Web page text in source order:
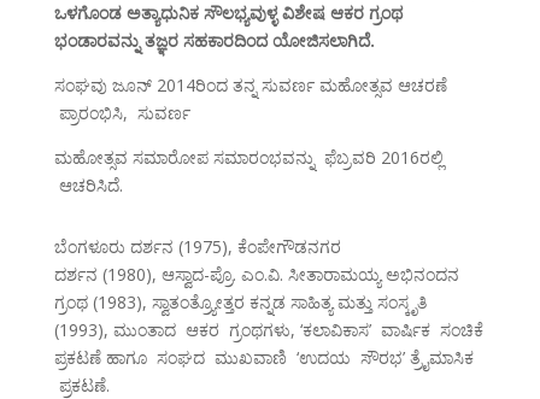
ಒಳಗೊಂಡ ಅತ್ಯಾಧುನಿಕ ಸೌಲಭ್ಯವುಳ್ಳ ವಿಶೇಷ ಆಕರ ಗ್ರಂಥ
ಭಂಡಾರವನ್ನು ತಜ್ಞರ ಸಹಕಾರದಿಂದ ಯೋಜಿಸಲಾಗಿದೆ.
ಸಂಘವು ಜೂನ್ 2014ರಿಂದ ತನ್ನ ಸುವರ್ಣ ಮಹೋತ್ಸವ ಆಚರಣೆ
ಪ್ರಾರಂಭಿಸಿ, ಸುವರ್ಣ
ಮಹೋತ್ಸವ ಸಮಾರೋಪ ಸಮಾರಂಭವನ್ನು ಫೆಬ್ರವರಿ 2016ರಲ್ಲಿ
ಆಚರಿಸಿದೆ.
ಬೆಂಗಳೂರು ದರ್ಶನ (1975), ಕೆಂಪೇಗೌಡನಗರ
ದರ್ಶನ (1980), ಆಸ್ವಾದ-ಪ್ರೊ. ಎಂ.ವಿ. ಸೀತಾರಾಮಯ್ಯ ಅಭಿನಂದನ
ಗ್ರಂಥ (1983), ಸ್ವಾತಂತ್ರ್ಯೋತ್ತರ ಕನ್ನಡ ಸಾಹಿತ್ಯ ಮತ್ತು ಸಂಸ್ಕೃತಿ
(1993), ಮುಂತಾದ ಆಕರ ಗ್ರಂಥಗಳು, ‘ಕಲಾವಿಕಾಸ’ ವಾರ್ಷಿಕ ಸಂಚಿಕೆ
ಪ್ರಕಟಣೆ ಹಾಗೂ ಸಂಘದ ಮುಖವಾಣಿ ‘ಉದಯ ಸೌರಭ’ ತ್ರೈಮಾಸಿಕ
ಪ್ರಕಟಣೆ.